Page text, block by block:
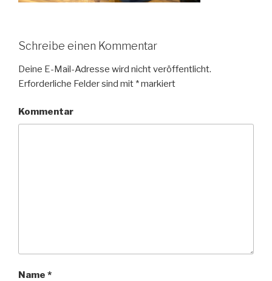
Schreibe einen Kommentar
Deine E-Mail-Adresse wird nicht veröffentlicht.
Erforderliche Felder sind mit *markiert
Kommentar
Name *